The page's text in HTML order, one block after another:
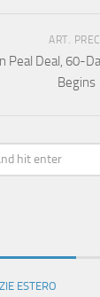
ART.
Peal Deal, 60-
Begins
ESTERO